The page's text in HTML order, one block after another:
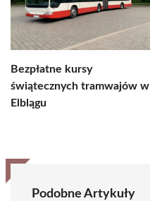
Bezpłatne kursy
świątecznych tramwajów w
Elblągu
Podobne Artykuły